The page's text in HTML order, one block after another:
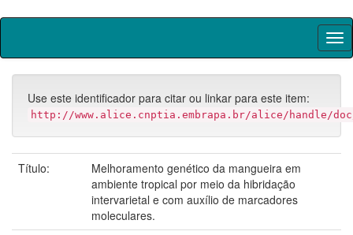
Skip
Use este identificador para citar ou linkar para este item:
http://www.alice.cnptia.embrapa.br/alice/handle/
Título:
Melhoramento genético da mangueira em
ambiente tropical por meio da hibridação
intervarietal e com auxílio de marcadores
moleculares.